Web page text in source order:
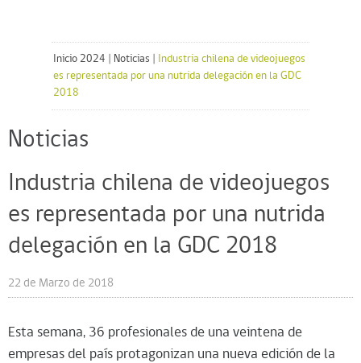
Inicio 2024 Noticias
Industria chilena de videojuegos
es representada por una nutrida delegación en la GDC
2018
Noticias
Industria chilena de videojuegos
es representada por una nutrida
delegación en la GDC 2018
22 de Marzo de 2018
Esta semana, 36 profesionales de una veintena de
empresas del país protagonizan una nueva edición de la